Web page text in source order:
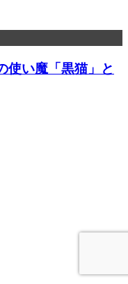
使い魔「黒猫」と